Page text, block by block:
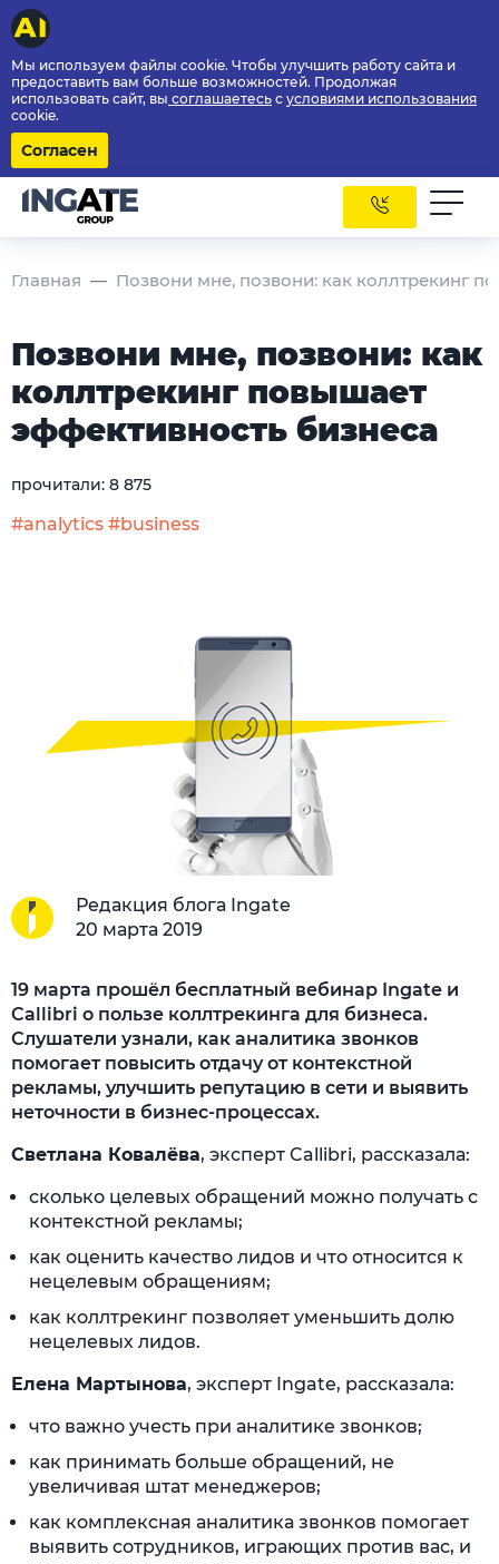
Мы используем файлы cookie. Чтобы улучшить работу сайта и
предоставить вам больше возможностей. Продолжая
использовать сайт, вы соглашаетесь с условиями использования
cookie.
Согласен
Главная Позвони мне, позвони: как коллтрекинг
Позвони мне, позвони: как
коллтрекинг повышает
эффективность бизнеса
прочитали: 8 875
#analytics #business
Редакция блога Ingate
20 марта 2019
19 марта прошёл бесплатный вебинар Ingate и
Callibri о пользе коллтрекинга для бизнеса.
Слушатели узнали, как аналитика звонков
помогает повысить отдачу от контекстной
рекламы, улучшить репутацию в сети и выявить
неточности в бизнес-процессах.
Светлана Ковалёва, эксперт Callibri, рассказала:
сколько целевых обращений можно получать с
контекстной рекламы;
как оценить качество лидов и что относится к
нецелевым обращениям;
как коллтрекинг позволяет уменьшить долю
нецелевых лидов.
Елена Мартынова, эксперт Ingate, рассказала:
что важно учесть при аналитике звонков;
как принимать больше обращений, не
увеличивая штат менеджеров;
как комплексная аналитика звонков помогает
выявить сотрудников, играющих против вас, и